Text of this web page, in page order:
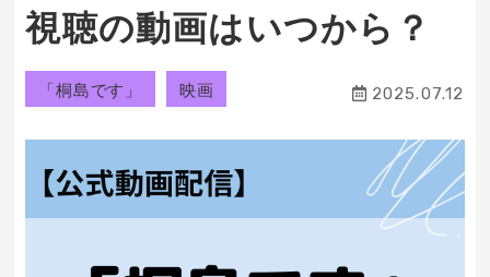
視聴の動画はいつから？
「桐島です」 映画 2025.07.12